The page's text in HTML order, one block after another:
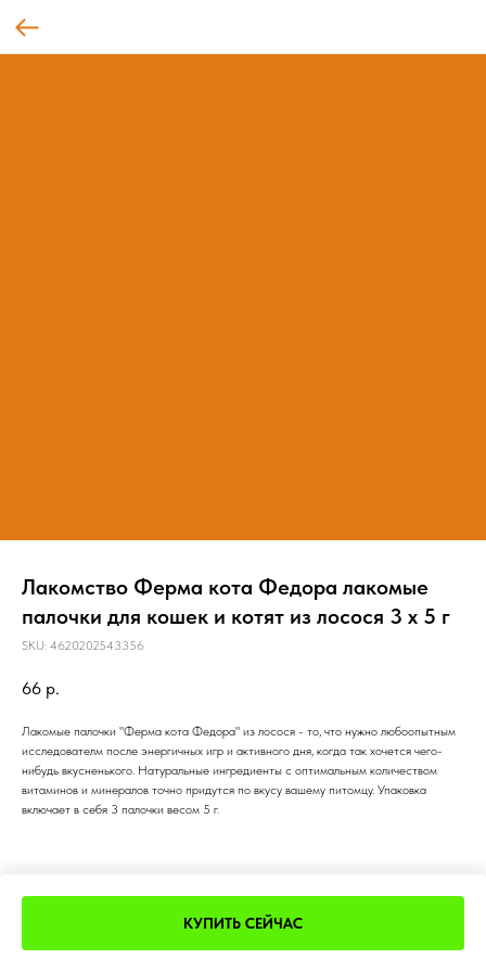
Лакомство Ферма кота Федора лакомые
палочки для кошек и котят из лосося 3 х 5 г
SKU: 4620202543356
66 р.
КУПИТЬ СЕЙЧАС
Лакомые палочки "Ферма кота Федора" из лосося - то, что нужно любоопытным
исследователм после энергичных игр и активного дня, когда так хочется чего-
нибудь вкусненького. Натуральные ингредиенты с оптимальным количеством
витаминов и минералов точно придутся по вкусу вашему питомцу. Упаковка
включает в себя 3 палочки весом 5 г.